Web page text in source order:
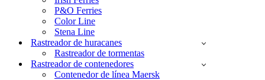
P&O Ferries
Color Line
Stena Line
Rastreador de huracanes
Rastreador de tormentas
Rastreador de contenedores
Contenedor de línea Maersk